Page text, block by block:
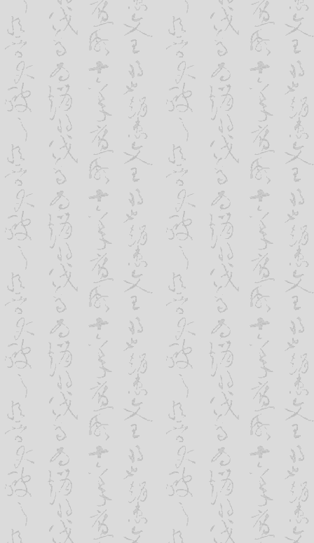
公司网址的一个最基本的功能，就是
产品。事实上，公司可以把任何想让人们
介、公司的厂房、生产设施、研究机构、
等，都可以展示于网上。
4、实现电子商务功能
就现在，您就可以在网站上为您的企业
功能。您可以在网站上发布：
Ａ 实时新闻发布系统：在线WEB发布
船期等；
Ｂ 实时报价系统（如运输行业）：海
车报价、快件报价，在线订舱系统（客
物跟踪查询系统；
Ｃ 在线下载系统：包括在线管理、在
Ｄ 电子商城系统：可以在网上开家自
Ｅ 客户留言板、在线调查、招聘系统
5、可以与客户保持密切联系
在美国，每当人们想知道某公信息战
或旧产品和服务有什么变化，甚至只是想
习惯性地进入该公司的网址。因为外国公
服务信息发布于网上，并且定期在网上
户之间现在暂时还不习惯于这种联系方式
较长时间才更新一次。但随着越来越多的
情况将会发生明显变化。毕竟，已经有越
渐习惯于用网络进行沟通。
6、可以与潜在客户建立商业联系
这是企业网址最重要的功能之一，也
视网站建设鹏翔科技的根本原因。现在
互联网络来寻找新的产品和新的供应商，